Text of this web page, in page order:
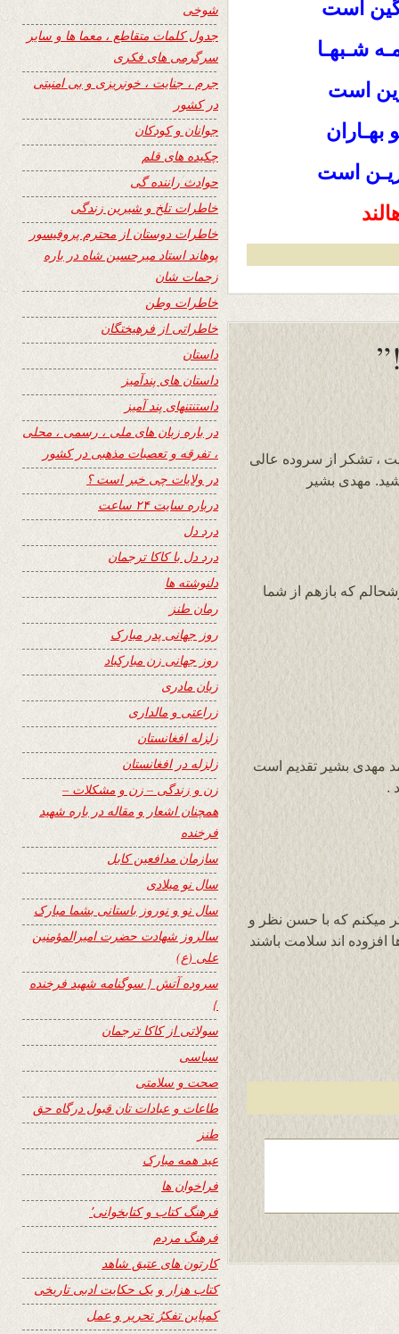
است
شـبهـا
است
بهـاران
است
، تشکر از سروده عالی
مهدی بشیر
که بازهم از شما
مهدی بشیر تقدیم است
.
میکنم که با حسن نظر و
اند سلامت باشند
شوخی
جدول کلمات متقاطع ، معما ها و سایر
سرگرمی های فکری
جرم ، جنایت ، خونریزی و بی امنیتی
در کشور
جوانان و کودکان
چکیده های قلم
حوادث راننده گی
خاطرات تلخ و شیرین زندگی
خاطرات دوستان از محترم پروفیسور
پوهاند استاد میرحسین شاه در باره
زحمات شان
خاطرات وطن
خاطراتی از فرهیختگان
داستان
داستان های پندآمیز
داستنتنهای پند آمیز
در باره زبان های ملی ، رسمی ، محلی
، تفرقه و تعصبات مذهبی در کشور
در ولایات چی خبر است ؟
درباره سایت ۲۴ ساعت
درد دل
درد دل با کاکا ترجمان
دلنوشته ها
رمان طنز
روز جهانی پدر مبارک
روز جهانی زن مبارکباد
زبان مادری
زراعتی و مالداری
زلزله افغانستان
زلزله در افغانستان
زن و زندگی – زن و مشکلات –
همچنان اشعار و مقاله در باره شهید
فرخنده
سازمان مدافعین کابل
سال نو میلادی
سال نو و نوروز باستانی بشما مبارک
سالروز شهادت حضرت امیرالمؤمنین
علی (ع)
سروده آتش { سوگنامه شهید فرخنده
}
سولاتی از کاکا ترجمان
سیاسی
صحت و سلامتی
طاعات و عبادات تان قبول درگاه حق
طنز
عید همه مبارک
فراخوان ها
فرهنگ کتاب و کتابخوانی٬
فرهنگ مردم
کارتون های عتیق شاهد
کتاب هزار و یک حکایت ادبی تاریخی
کمپاین تفکرُ تحریر و عمل